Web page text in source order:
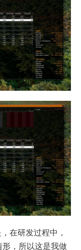
在研发过程中，
，所以这是我做